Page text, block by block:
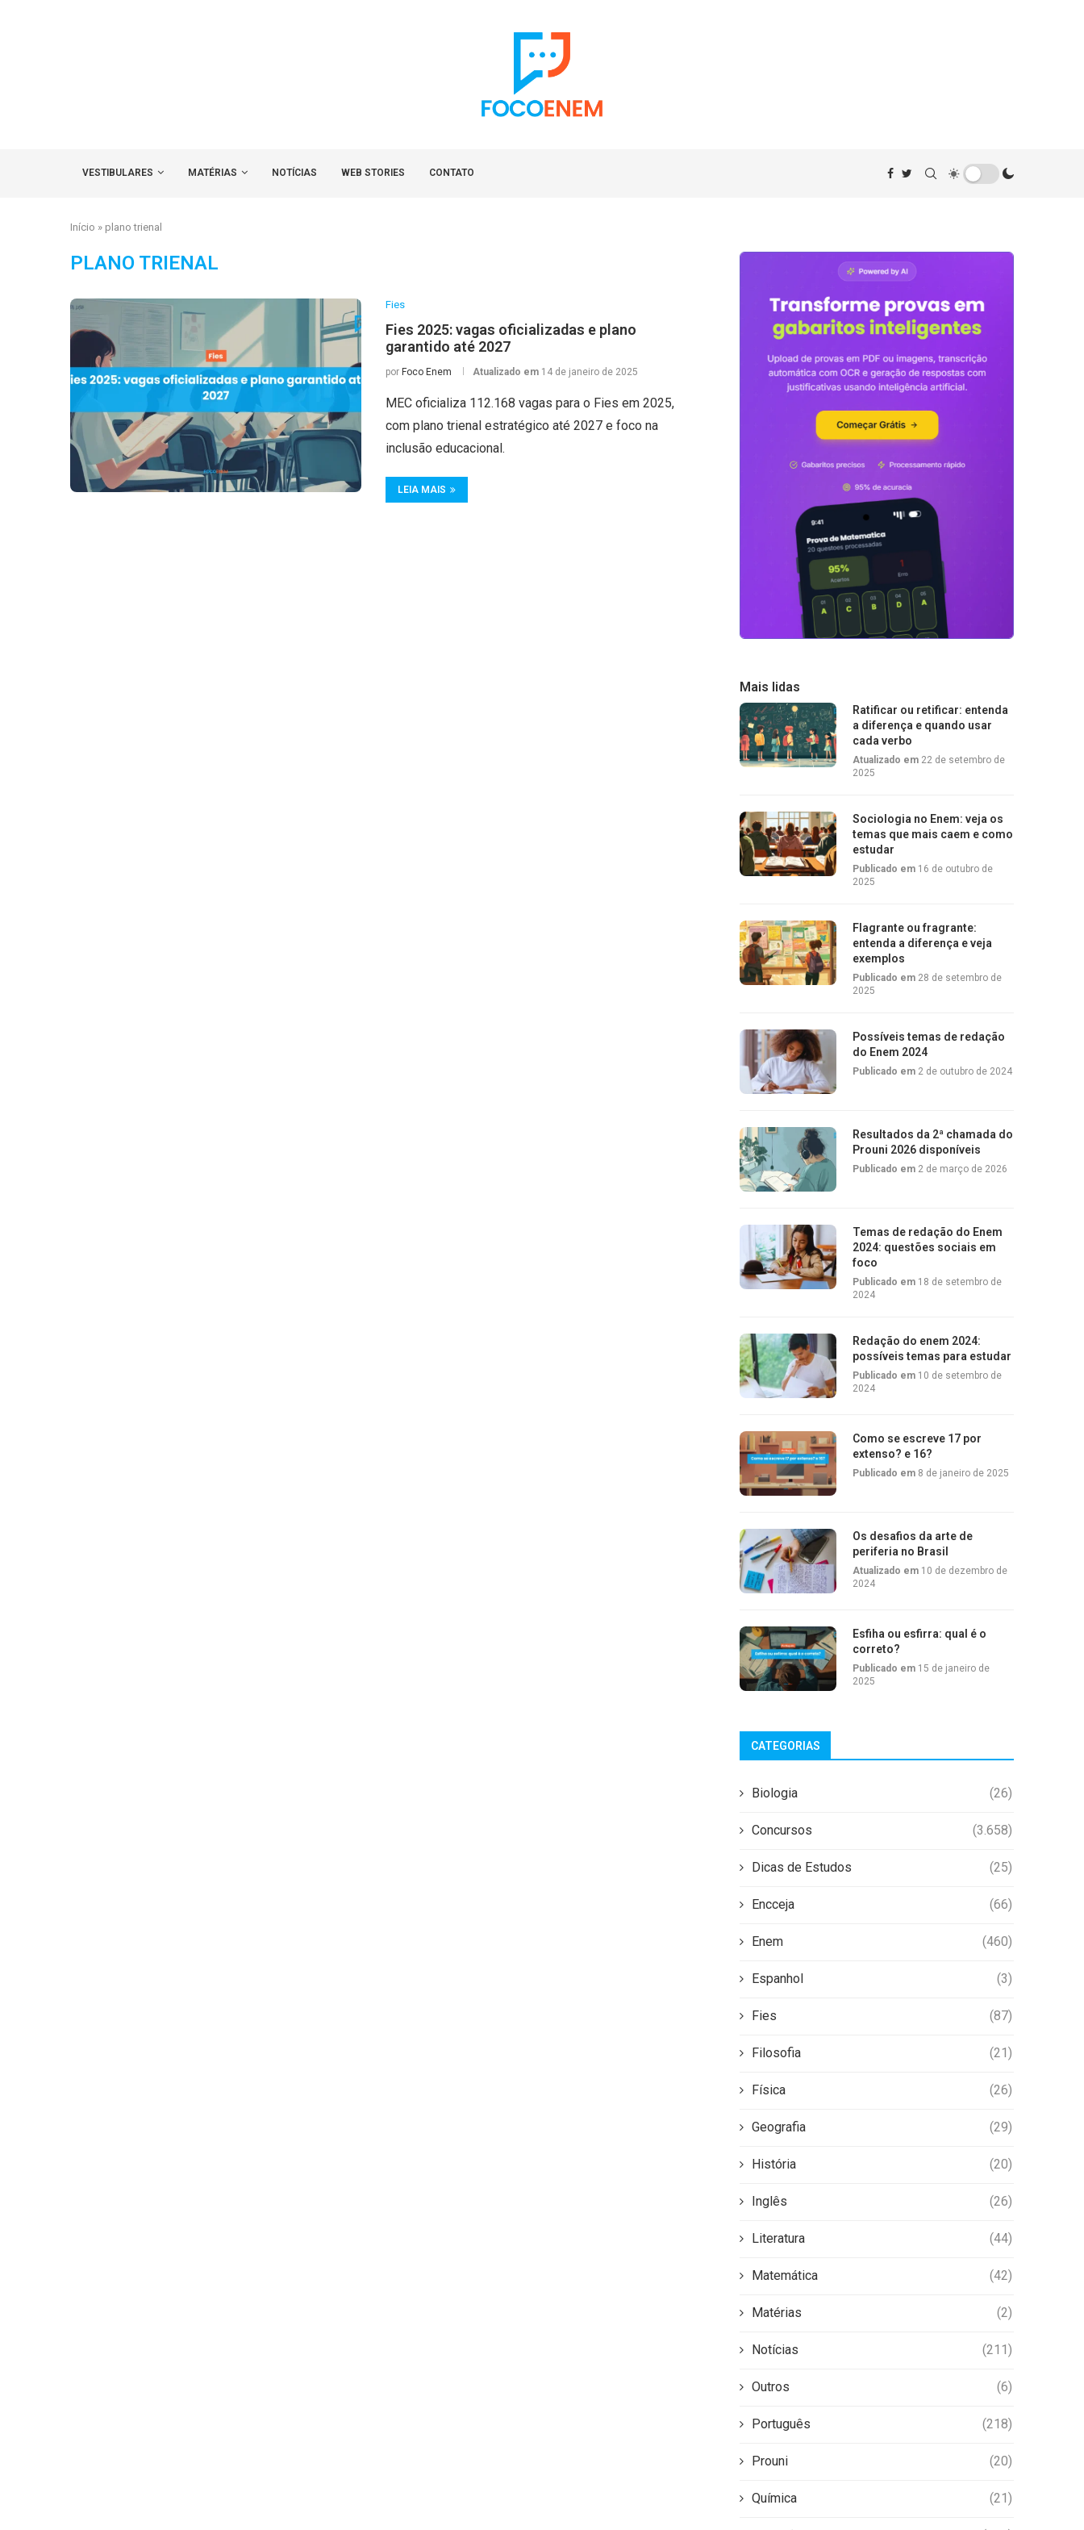
VESTIBULARES MATÉRIAS NOTÍCIAS WEB STORIES CONTATO
Início » plano trienal
PLANO TRIENAL
Fies
Fies 2025: vagas oficializadas e plano
garantido até 2027
por Foco Enem Atualizado em 14 de janeiro de 2025
MEC oficializa 112.168 vagas para o Fies em 2025,
com plano trienal estratégico até 2027 e foco na
inclusão educacional.
LEIA MAIS
Mais lidas
Ratificar ou retificar: entenda
a diferença e quando usar
cada verbo
Atualizado em 22 de setembro de
2025
Sociologia no Enem: veja os
temas que mais caem e como
estudar
Publicado em 16 de outubro de
2025
Flagrante ou fragrante:
entenda a diferença e veja
exemplos
Publicado em 28 de setembro de
2025
Possíveis temas de redação
do Enem 2024
Publicado em 2 de outubro de 2024
Resultados da 2ª chamada do
Prouni 2026 disponíveis
Publicado em 2 de março de 2026
Temas de redação do Enem
2024: questões sociais em
foco
Publicado em 18 de setembro de
2024
Redação do enem 2024:
possíveis temas para estudar
Publicado em 10 de setembro de
2024
Como se escreve 17 por
extenso? e 16?
Publicado em 8 de janeiro de 2025
Os desafios da arte de
periferia no Brasil
Atualizado em 10 de dezembro de
2024
Esfiha ou esfirra: qual é o
correto?
Publicado em 15 de janeiro de
2025
CATEGORIAS
Biologia (26)
Concursos (3.658)
Dicas de Estudos (25)
Encceja (66)
Enem (460)
Espanhol (3)
Fies (87)
Filosofia (21)
Física (26)
Geografia (29)
História (20)
Inglês (26)
Literatura (44)
Matemática (42)
Matérias (2)
Notícias (211)
Outros (6)
Português (218)
Prouni (20)
Química (21)